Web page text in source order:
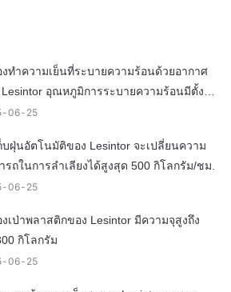
งทำความเย็นที่ระบายความร้อนด้วยอากาศ
อุณหภูมิการระบายความร้อนมีตั้งแต่
06 25
บฝุ่นอัตโนมัติของ Lesintor จะเปลี่ยนความ
รถในการลำเลียงได้สูงสุด 500 กิโลกรัม/ชม.
06 25
งเป่าพลาสติกของ Lesintor มีความจุสูงถึง
กิโลกรัม
06 25